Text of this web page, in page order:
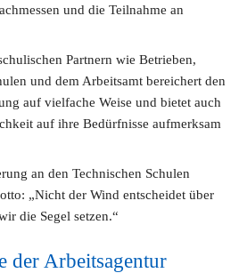
und die Teilnahme an
Partnern wie Betrieben,
und dem Arbeitsamt bereichert den
auf vielfache Weise und bietet auch
auf ihre Bedürfnisse aufmerksam
an den Technischen Schulen
„Nicht der Wind entscheidet über
die Segel setzen.“
der Arbeitsagentur